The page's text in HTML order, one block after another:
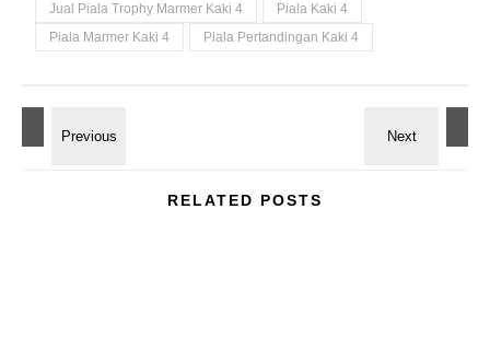
Jual Piala Trophy Marmer Kaki 4
Piala Kaki 4
Piala Marmer Kaki 4
Piala Pertandingan Kaki 4
RELATED POSTS